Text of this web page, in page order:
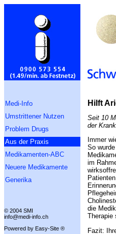
Medi-Info
Umstrittener Nutzen
Problem Drugs
Aus der Praxis
Medikamenten-ABC
Neuere Medikamente
Generika
© 2004 SMI
info@medi-info.ch
Powered by Easy-Site ®
Hilft
Seit 10
der
Immer
So
im
die
Therapie
Fazit: